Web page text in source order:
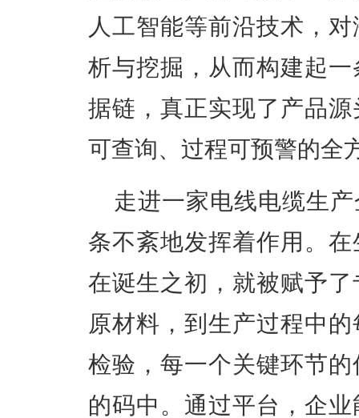
人工智能等前沿技术，
析与挖掘，从而构建起
据链，真正实现了产品
可查询、过程可预警的全
走进一家电线电缆生
条不紊地发挥着作用。
在诞生之初，就被赋予
原材料，到生产过程中
检验，每一个关键环节
的码中。通过平台，企